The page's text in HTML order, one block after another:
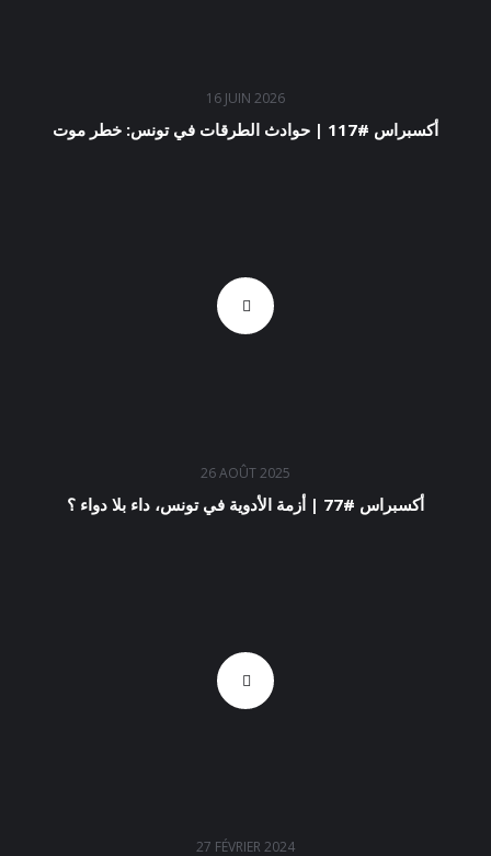
16 JUIN 2026
أكسبراس #117 | حوادث الطرقات في تونس: خطر موت
26 AOÛT 2025
أكسبراس #77 | أزمة الأدوية في تونس، داء بلا دواء ؟
27 FÉVRIER 2024